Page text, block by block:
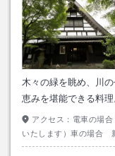
木々の緑を眺め、川
恵みを堪能できる料理
アクセス： 電車の場
いたします）車の場合
右折 約11㎞約15㎞ ※カ